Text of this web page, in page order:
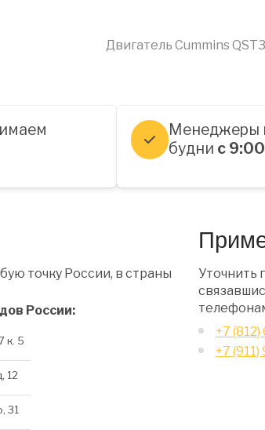
Двигатель Cummins
Менеджеры
будни с
точку России, в страны
России:
к. 5
12
31
Уточнить
+7
+7